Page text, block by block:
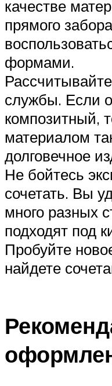
качестве
прямого
формами.
службы. Если
композитный,
материалом
долговечное
Не бойтесь
сочетать. Вы
много разных
подходят под
Пробуйте
найдете